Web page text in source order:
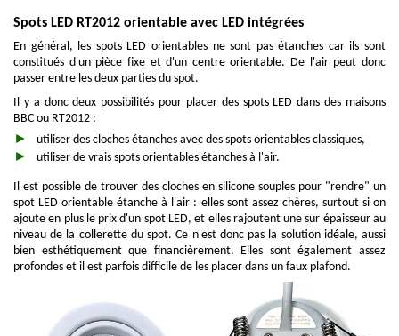
Spots LED RT2012 orientable avec LED intégrées
En général, les spots LED orientables ne sont pas étanches car ils sont
constitués d'un pièce fixe et d'un centre orientable. De l'air peut donc
passer entre les deux parties du spot.
Il y a donc deux possibilités pour placer des spots LED dans des maisons
BBC ou RT2012 :
utiliser des cloches étanches avec des spots orientables classiques,
utiliser de vrais spots orientables étanches à l'air.
Il est possible de trouver des cloches en silicone souples pour "rendre" un
spot LED orientable étanche à l'air : elles sont assez chères, surtout si on
ajoute en plus le prix d'un spot LED, et elles rajoutent une sur épaisseur au
niveau de la collerette du spot. Ce n'est donc pas la solution idéale, aussi
bien esthétiquement que financièrement. Elles sont également assez
profondes et il est parfois difficile de les placer dans un faux plafond.